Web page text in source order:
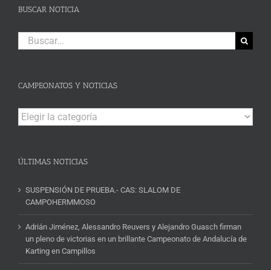
BUSCAR NOTICIA
Buscar:
CAMPEONATOS Y NOTICIAS
Campeonatos
y
ÚLTIMAS NOTICIAS
SUSPENSIÓN DE PRUEBA.- CAS: SLALOM DE
CAMPOHERMMOSO
Adrián Jiménez, Alessandro Reuvers y Alejandro Guasch firman
un pleno de victorias en un brillante Campeonato de Andalucía de
Karting en Campillos